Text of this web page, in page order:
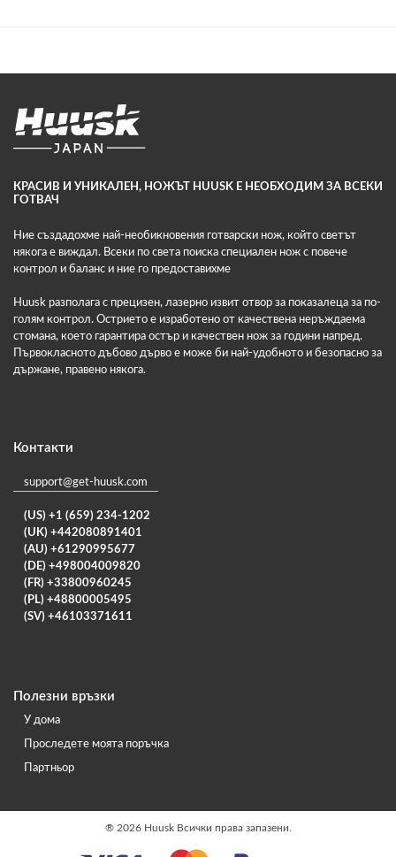
КРАСИВ И УНИКАЛЕН, НОЖЪТ HUUSK Е НЕОБХОДИМ ЗА ВСЕКИ
ГОТВАЧ
Ние създадохме най-необикновения готварски нож, който светът
някога е виждал. Всеки по света поиска специален нож с повече
контрол и баланс и ние го предоставихме
Huusk разполага с прецизен, лазерно извит отвор за показалеца за по-
голям контрол. Острието е изработено от качествена неръждаема
стомана, което гарантира остър и качествен нож за години напред.
Първокласното дъбово дърво е може би най-удобното и безопасно за
държане, правено някога.
Контакти
support@get-huusk.com
(US) +1 (659) 234-1202
(UK) +442080891401
(AU) +61290995677
(DE) +498004009820
(FR) +33800960245
(PL) +48800005495
(SV) +46103371611
Полезни връзки
У дома
Проследете моята поръчка
Партньор
® 2026 Huusk Всички права запазени.